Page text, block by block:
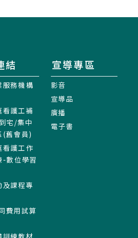
結
服務機構
護工補
宅/集中
(舊會員)
看護工作
-數位學習
及課程專
費用試算
訓練教材
宣導專區
影音
宣導品
廣播
電子書